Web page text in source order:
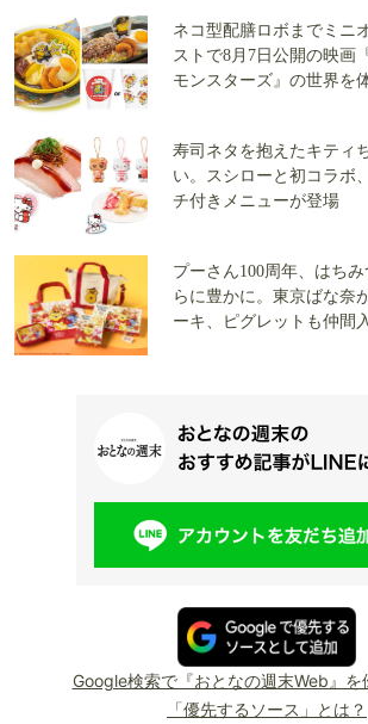
ネコ型配膳ロボまでミニ
ストで8月7日公開の映画
モンスターズ』の世界を
寿司ネタを抱えたキティ
い。スシローと初コラボ
チ付きメニューが登場
プーさん100周年、はち
らに豊かに。東京ばな奈
ーキ、ピグレットも仲間
Google検索で『おとなの週末Web』を
「優先するソース」とは？